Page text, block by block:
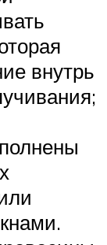
внутрь